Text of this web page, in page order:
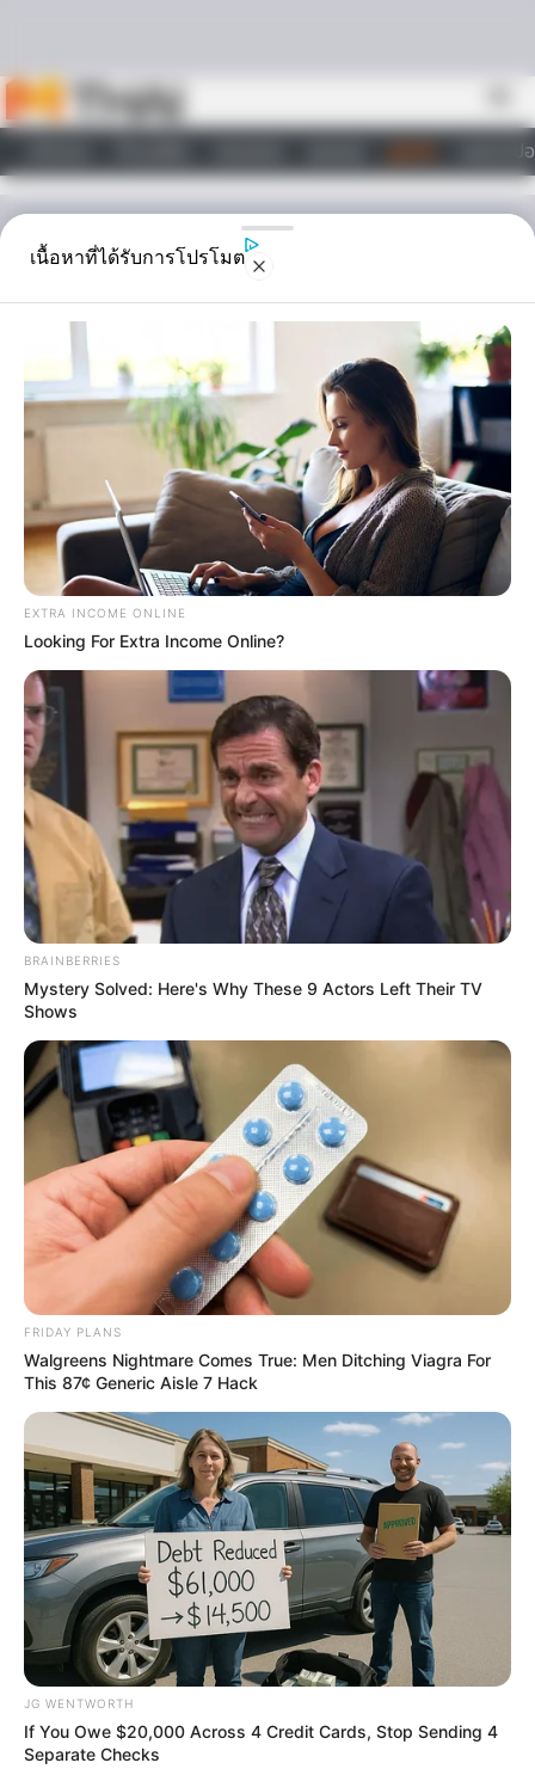
วอลเปเ
ไลฟ์สไตล์
ดูดวงรายวัน
ดวงรายวัน วันศุกร์ ที่ 10
มีนาคม 2566
ดวงประจำวัน วันศุกร์ ที่ 10 มีนาคม 2566
Home /ดูดวงรายวัน/ ดวงรายวัน วันศุกร์ ที่ 10 มีนาคม 2566
ดูดวงรายวัน|
10 มี.ค. 2023
แบ่งปัน
ดูดวงรายวัน
ดวงประจำวัน วันศุกร์ ที่ 10 มีนาคม
2566
คนวันอาทิตย์
ไพ่ประจำวันของท่านในวันนี้ ไพ่พอดี
วันนี้ต้องเดินทางสายกลาง อย่าโลภมากไม่เช่นนั้น
ปัญหาจะตามมาภายหลัง ความโชคดีในวันนี้คือทุก
อย่างยังดำเนินไปตามปกติ ไม่น่ากังวล แต่อาจมีบาง
ท่านเผชิญปัญหาแบกรับภาระแทนคนอื่น จนตนเอง
เครียด
คนวันจันทร์
ไพ่ประจำวันของท่านในวันนี้ คือ ไพ่อุปสรรค
เนื้อหาที่ได้รับการโปรโมต
EXTRA INCOME ONLINE
Looking For Extra Income Online?
BRAINBERRIES
Mystery Solved: Here's Why These 9 Actors Left Their TV
Shows
FRIDAY PLANS
Walgreens Nightmare Comes True: Men Ditching Viagra For
This 87¢ Generic Aisle 7 Hack
JG WENTWORTH
If You Owe $20,000 Across 4 Credit Cards, Stop Sending 4
Separate Checks